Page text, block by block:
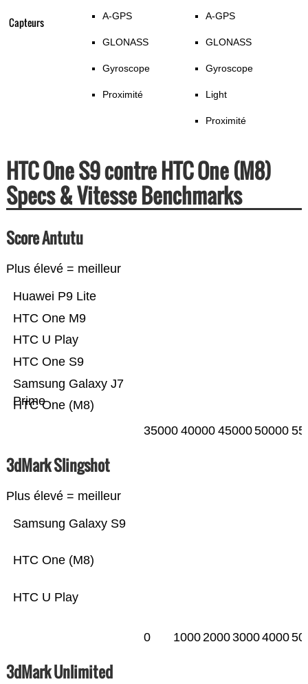
Capteurs A-GPS
GLONASS
Gyroscope
Proximité
A-GPS
GLONASS
Gyroscope
Light
Proximité
HTC One S9 contre HTC One (M8)
Specs & Vitesse Benchmarks
Score Antutu
Plus élevé = meilleur
HTC One (M8)
Samsung Galaxy J7
Prime
HTC One S9
HTC U Play
HTC One M9
Huawei P9 Lite
35000 40000 4500050000
3dMark Slingshot
Plus élevé = meilleur
HTC U Play
HTC One (M8)
Samsung Galaxy S9
0 1000200030004000
3dMark Unlimited